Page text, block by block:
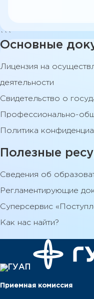
```
Основные
Лицензия на
деятельности
Свидетельство о
Профессионально-
Политика
Полезные
Сведения об
Регламентирующие
Суперсервис
Как нас найти?
Приемная комиссия